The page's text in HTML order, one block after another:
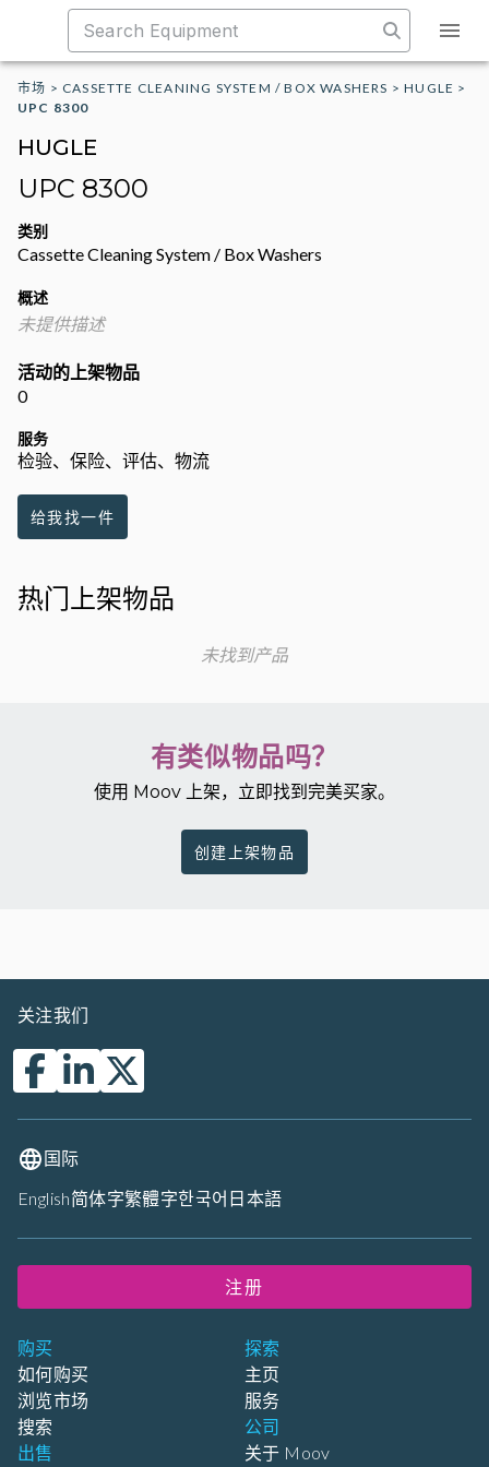
市场 > CASSETTE CLEANING SYSTEM / BOX WASHERS >HUGLE >
UPC 8300
HUGLE
UPC 8300
类别
Cassette Cleaning System / Box Washers
概述
未提供描述
活动的上架物品
0
服务
检验、保险、评估、物流
给我找一件
热门上架物品
未找到产品
有类似物品吗？
使用 Moov 上架，立即找到完美买家。
创建上架物品
购买
如何购买
浏览市场
搜索
出售
探索
主页
服务
公司
关于 Moov
关注我们
国际
English简体字繁體字한국어 日本語
注册